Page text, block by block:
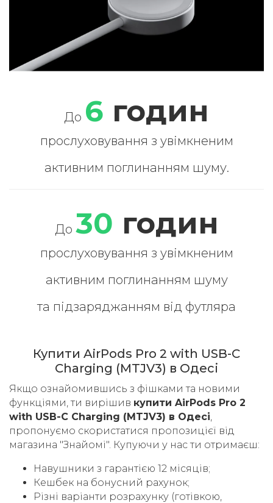
До 6 годин
прослуховування з увімкненим
активним поглинанням шуму.
До 30 годин
прослуховування з увімкненим
активним поглинанням шуму
та підзаряджанням від футляра
Купити AirPods Pro 2 with USB-C
Charging (MTJV3) в Одесі
Якщо ознайомившись з фішками та новими
функціями, ти вирішив купити AirPods Pro 2
with USB-C Charging (MTJV3) в Одесі
пропонуємо скористатися пропозицієї від
магазина "Знайомі". Купуючи у нас ти отримаєш:
Навушники з гарантією 12 місяців;
Кешбек на бонусний рахунок;
Різні варіанти розрахунку (готівкою,